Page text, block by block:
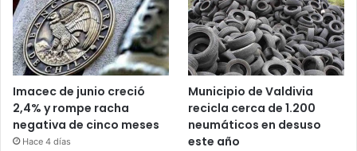
Imacec de junio creció
2,4% y rompe racha
negativa de cinco meses
Hace 4 días
Municipio de Valdivia
recicla cerca de 1.200
neumáticos en desuso
este año